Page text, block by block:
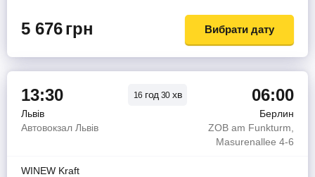
5 676грн Вибрати дату
13:30 16 год 30 хв 06:00
Львів
Берлин
Автовокзал Львів
ZOB am Funkturm,
Masurenallee 4-6
WINEW Kraft